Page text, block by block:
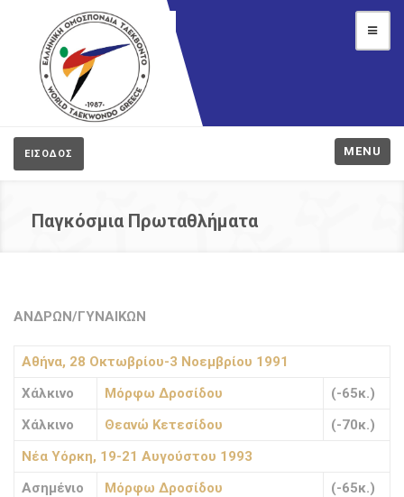
ΕΙΣΟΔΟΣ MENU
Παγκόσμια Πρωταθλήματα
ΑΝΔΡΩΝ/ΓΥΝΑΙΚΩΝ
Αθήνα, 28 Οκτωβρίου-3 Νοεμβρίου 1991
Χάλκινο
Μόρφω Δροσίδου
(-65κ.)
Χάλκινο
Θεανώ Κετεσίδου
(-70κ.)
Νέα Υόρκη, 19-21 Αυγούστου 1993
Ασημένιο
Μόρφω Δροσίδου
(-65κ.)